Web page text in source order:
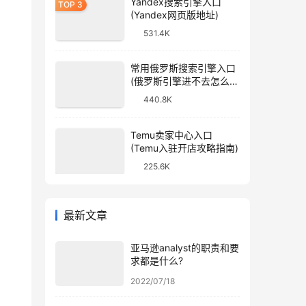
(Yandex网页版地址)
531.4K
常用俄罗斯搜索引擎入口
(俄罗斯引擎进不去怎么
440.8K
Temu卖家中心入口
(Temu入驻开店攻略指南)
225.6K
最新文章
亚马逊analyst的职责和要
求都是什么?
2022/07/18